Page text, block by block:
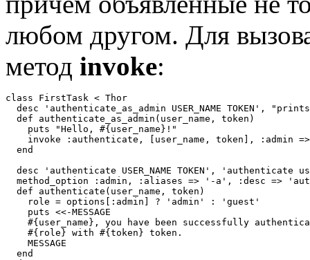
любом другом. Для
метод invoke:
class FirstTask < Thor
desc 'authenticate_as_admin USER_NAME TOKEN',
  def authenticate_as_admin(user_name, token)
    puts "Hello, #{user_name}!"
invoke :authenticate, [user_name, token], :admin
  end
desc 'authenticate USER_NAME TOKEN', 'authenticate
method_option :admin, :aliases => '-a', :desc =>
  def authenticate(user_name, token)
    role = options[:admin] ? 'admin' : 'guest'
    puts <<-MESSAGE
#{user_name}, you have been successfully
    #{role} with #{token} token.
    MESSAGE
  end